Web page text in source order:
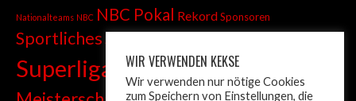
Nationalteams NBC NBC Pokal RekordSponsoren
SportlichesSprint
Superliga TandemTiroler Liga
WIR VERWENDEN KEKSE
Wir verwenden nur nötige Cookies
zum Speichern von Einstellungen, die